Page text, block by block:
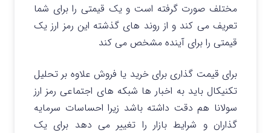
مختلف صورت گرفته است و یک قیمتی را برای شما
تعریف می کند و از روند های گذشته این رمز ارز یک
قیمتی را برای آینده مشخص می کند
برای قیمت گذاری برای خرید یا فروش علاوه بر تحلیل
تکنیکال باید به اخبار ها شبکه های اجتماعی رمز ارز
سولانا هم دقت داشته باشد زیرا احساسات سرمایه
گذاران و شرایط بازار را تغییر می دهد برای یک